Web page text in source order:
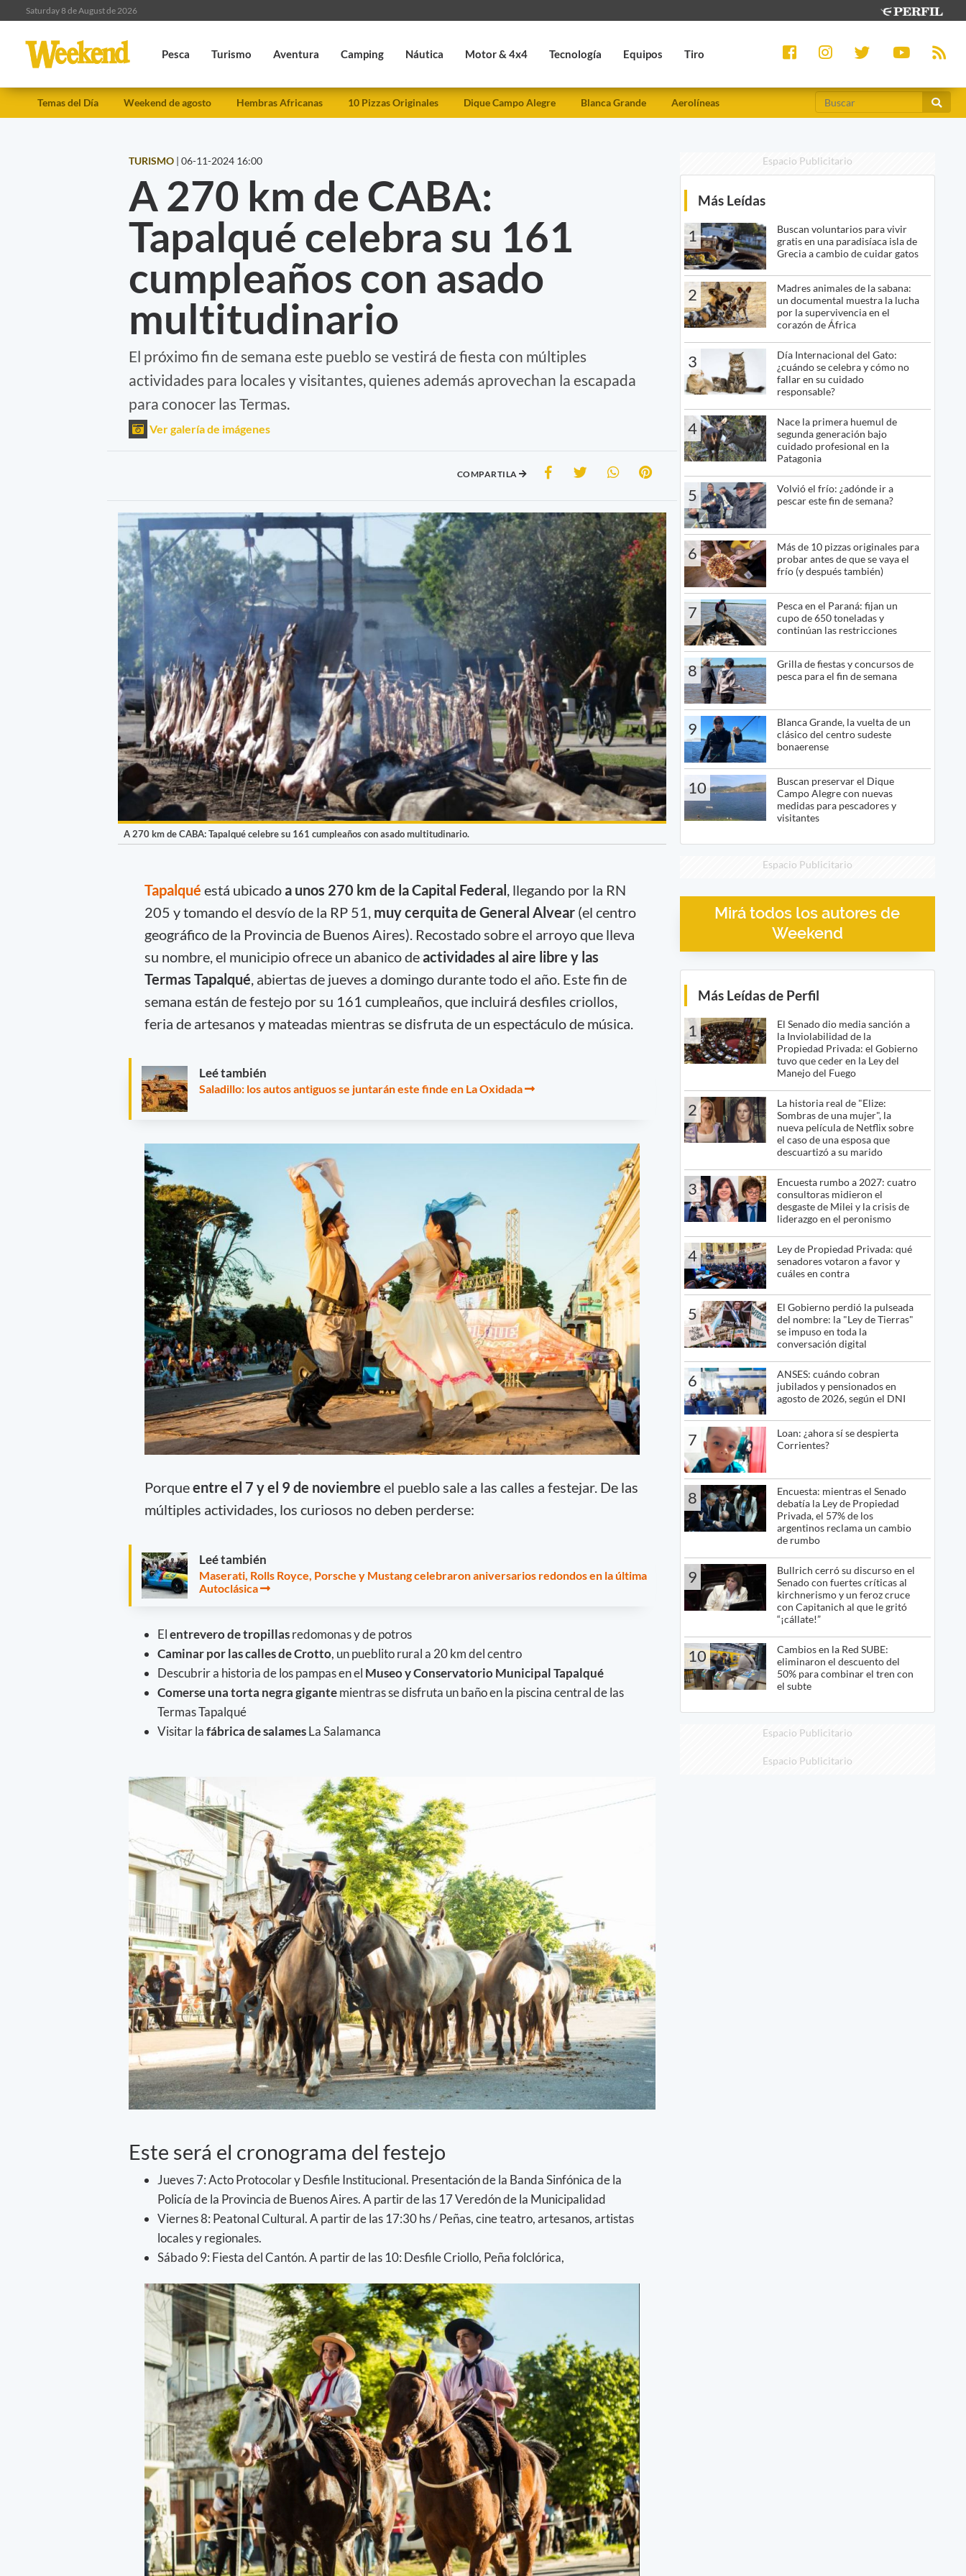
Saturday 8 de August de 2026
Pesca Turismo Aventura Camping Náutica Motor & 4x4 Tecnología Equipos Tiro
Temas del Día Weekend de agosto Hembras Africanas 10 Pizzas Originales Dique Campo Alegre Blanca Grande Aerolíneas
TURISMO | 06-11-2024 16:00
A 270 km de CABA:
Tapalqué celebra su 161
cumpleaños con asado
multitudinario
El próximo fin de semana este pueblo se vestirá de fiesta con múltiples
actividades para locales y visitantes, quienes además aprovechan la escapada
para conocer las Termas.
Ver galería de imágenes
COMPARTILA
A 270 km de CABA: Tapalqué celebre su 161 cumpleaños con asado multitudinario.
Tapalqué está ubicadoa unos 270 km de la Capital Federal , llegando por la RN
205 y tomando el desvío de la RP 51, muy cerquita de General Alvear(el centro
geográfico de la Provincia de Buenos Aires). Recostado sobre el arroyo que lleva
su nombre, el municipio ofrece un abanico deactividades al aire libre y las
Termas Tapalqué , abiertas de jueves a domingo durante todo el año. Este fin de
semana están de festejo por su 161 cumpleaños, que incluirá desfiles criollos,
feria de artesanos y mateadas mientras se disfruta de un espectáculo de música.
Leé también
Saladillo: los autos antiguos se juntarán este finde en La Oxidada
Porqueentre el 7 y el 9 de noviembre el pueblo sale a las calles a festejar. De las
múltiples actividades, los curiosos no deben perderse:
Leé también
Maserati, Rolls Royce, Porsche y Mustang celebraron aniversarios redondos en la última
Autoclásica
Elentrevero de tropillasredomonas y de potros
Caminar por las calles de Crotto, un pueblito rural a 20 km del centro
Descubrir a historia de los pampas en el Museo y Conservatorio Municipal Tapalqué
Comerse una torta negra gigantemientras se disfruta un baño en la piscina central de las
Termas Tapalqué
Visitar lafábrica de salamesLa Salamanca
Este será el cronograma del festejo
Jueves 7: Acto Protocolar y Desfile Institucional. Presentación de la Banda Sinfónica de la
Policía de la Provincia de Buenos Aires. A partir de las 17 Veredón de la Municipalidad
Viernes 8: Peatonal Cultural. A partir de las 17:30 hs / Peñas, cine teatro, artesanos, artistas
locales y regionales.
Sábado 9: Fiesta del Cantón. A partir de las 10: Desfile Criollo, Peña folclórica,
Espacio Publicitario
Más Leídas
1
Buscan voluntarios para vivir
gratis en una paradisíaca isla de
Grecia a cambio de cuidar gatos
2
Madres animales de la sabana:
un documental muestra la lucha
por la supervivencia en el
corazón de África
3
Día Internacional del Gato:
¿cuándo se celebra y cómo no
fallar en su cuidado
responsable?
4
Nace la primera huemul de
segunda generación bajo
cuidado profesional en la
Patagonia
5
Volvió el frío: ¿adónde ir a
pescar este fin de semana?
6
Más de 10 pizzas originales para
probar antes de que se vaya el
frío (y después también)
7
Pesca en el Paraná: fijan un
cupo de 650 toneladas y
continúan las restricciones
8
Grilla de fiestas y concursos de
pesca para el fin de semana
9
Blanca Grande, la vuelta de un
clásico del centro sudeste
bonaerense
10
Buscan preservar el Dique
Campo Alegre con nuevas
medidas para pescadores y
visitantes
Espacio Publicitario
Mirá todos los autores de
Weekend
Más Leídas de Perfil
1
El Senado dio media sanción a
la Inviolabilidad de la
Propiedad Privada: el Gobierno
tuvo que ceder en la Ley del
Manejo del Fuego
2
La historia real de "Elize:
Sombras de una mujer", la
nueva película de Netflix sobre
el caso de una esposa que
descuartizó a su marido
3
Encuesta rumbo a 2027: cuatro
consultoras midieron el
desgaste de Milei y la crisis de
liderazgo en el peronismo
4
Ley de Propiedad Privada: qué
senadores votaron a favor y
cuáles en contra
5
El Gobierno perdió la pulseada
del nombre: la "Ley de Tierras"
se impuso en toda la
conversación digital
6
ANSES: cuándo cobran
jubilados y pensionados en
agosto de 2026, según el DNI
7
Loan: ¿ahora sí se despierta
Corrientes?
8
Encuesta: mientras el Senado
debatía la Ley de Propiedad
Privada, el 57% de los
argentinos reclama un cambio
de rumbo
9
Bullrich cerró su discurso en el
Senado con fuertes críticas al
kirchnerismo y un feroz cruce
con Capitanich al que le gritó
“¡cállate!”
10
Cambios en la Red SUBE:
eliminaron el descuento del
50% para combinar el tren con
el subte
Espacio Publicitario
Espacio Publicitario